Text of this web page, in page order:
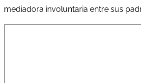
mediadora involuntaria entre sus